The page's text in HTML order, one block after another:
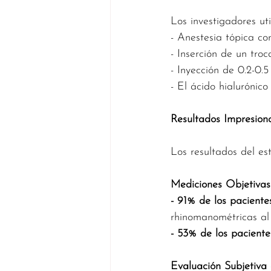
Los investigadores
- Anestesia tópica
- Inserción de un
- Inyección de 0.2-
- El ácido
Resultados
Los resultados del
Mediciones Objetivas
- 91% de los
rhinomanométricas
- 53% de los
Evaluación Subjetiva